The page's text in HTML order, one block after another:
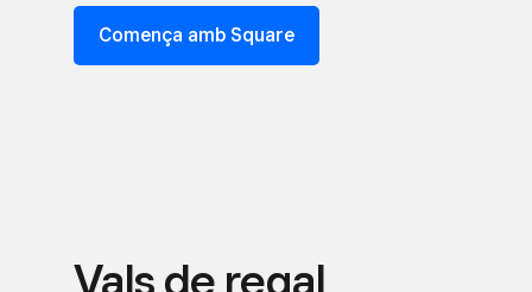
Comença amb Square
Vals de regal